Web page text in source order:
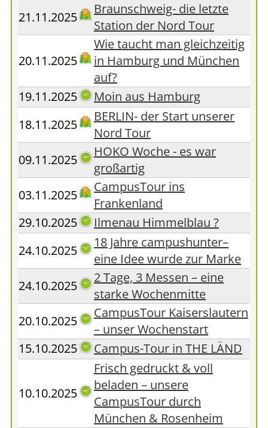
21.11.2025
Braunschweig- die letzte
Station der Nord Tour
20.11.2025
Wie taucht man gleichzeitig
in Hamburg und München
auf?
19.11.2025
Moin aus Hamburg
18.11.2025
BERLIN- der Start unserer
Nord Tour
09.11.2025
HOKO Woche - es war
großartig
03.11.2025
CampusTour ins
Frankenland
29.10.2025
Ilmenau Himmelblau ?
24.10.2025
18 Jahre campushunter–
eine Idee wurde zur Marke
24.10.2025
2 Tage, 3 Messen – eine
starke Wochenmitte
20.10.2025
CampusTour Kaiserslautern
– unser Wochenstart
15.10.2025
Campus-Tour in THE LÄND
10.10.2025
Frisch gedruckt & voll
beladen – unsere
CampusTour durch
München & Rosenheim